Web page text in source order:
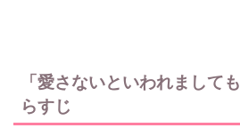
「愛さないといわれまして
らすじ